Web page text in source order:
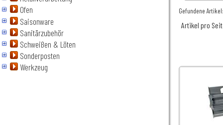
Ofen
Saisonware
Sanitärzubehör
Schweißen & Löten
Sonderposten
Werkzeug
Gefundene
Artikel pro